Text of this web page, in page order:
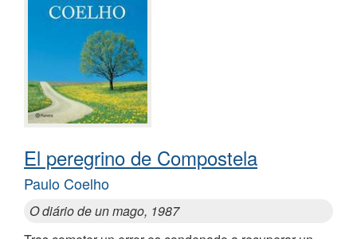
El peregrino de Compostela
Paulo Coelho
O diário de un mago, 1987